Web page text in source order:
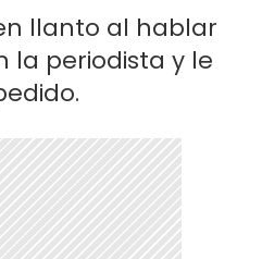
llanto al hablar
la periodista y le